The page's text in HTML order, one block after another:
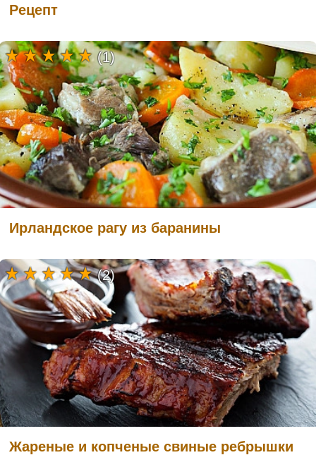
Рецепт
Ирландское рагу из баранины
(1)
Жареные и копченые свиные ребрышки
(2)